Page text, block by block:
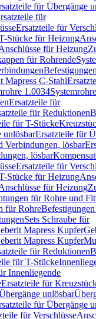
für Übergänge
für
Ersatzteile für
Stücke für Heizung
für Heizung
für Rohrende
Mapress C-Stahl
1.0034Systemrohre
Ersatzteile für
für Reduktionen
für T-Stücke
unlösbarErsatzteile für
Verbindungen, lösbar
lösbar
Ersatzteile für
Stücke für Heizung
für Heizung
für Rohre und
für Rohre
Sets Schraube für
Mapress Kupfer
Mapress Kupfer
für Reduktionen
für T-Stücke
Innenliegende
Ersatzteile für
unlösbar
für Übergänge
für Verschlüsse